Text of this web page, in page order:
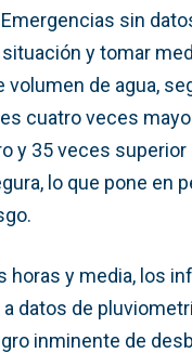
sin
y tomar
volumen de agua,
cuatro veces
y 35 veces superior
lo que pone en
horas y media, los
datos de
inminente de